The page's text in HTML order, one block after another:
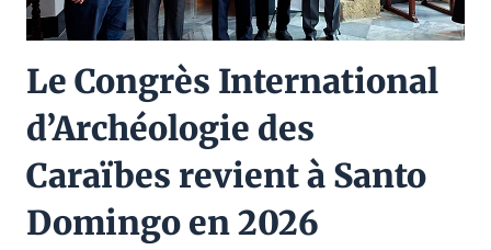
Le Congrès International
d’Archéologie des
Caraïbes revient à Santo
Domingo en 2026